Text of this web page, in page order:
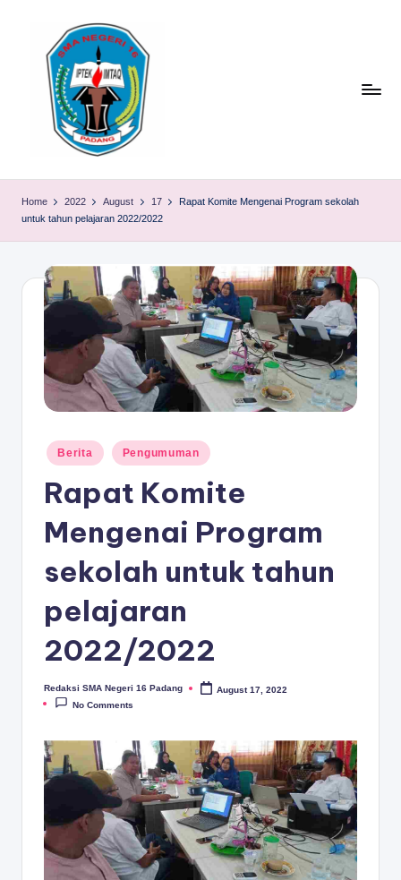
M
A
6
P
A
D
G
Home 2022 August 17
Rapat Komite Mengenai Program sekolah
untuk tahun pelajaran 2022/2022
Posted
in
Berita Pengumuman
Rapat Komite
Mengenai Program
sekolah untuk tahun
pelajaran
2022/2022
Posted
by
Redaksi SMA Negeri 16 Padang
August 17, 2022
No Comments